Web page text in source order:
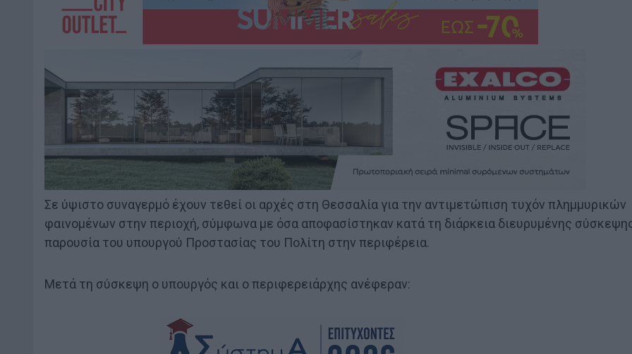
Σε ύψιστο συναγερμό έχουν τεθεί οι αρχές στη Θεσσαλία για την αντιμετώπιση τυχόν πλημμυρικών
φαινομένων στην περιοχή, σύμφωνα με όσα αποφασίστηκαν κατά τη διάρκεια διευρυμένης
παρουσία του υπουργού Προστασίας του Πολίτη στην περιφέρεια.
Μετά τη σύσκεψη ο υπουργός και ο περιφερειάρχης ανέφεραν: